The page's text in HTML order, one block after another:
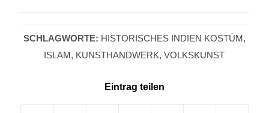
SCHLAGWORTE: HISTORISCHES INDIEN KOSTÜM,
ISLAM, KUNSTHANDWERK,VOLKSKUNST
Eintrag teilen